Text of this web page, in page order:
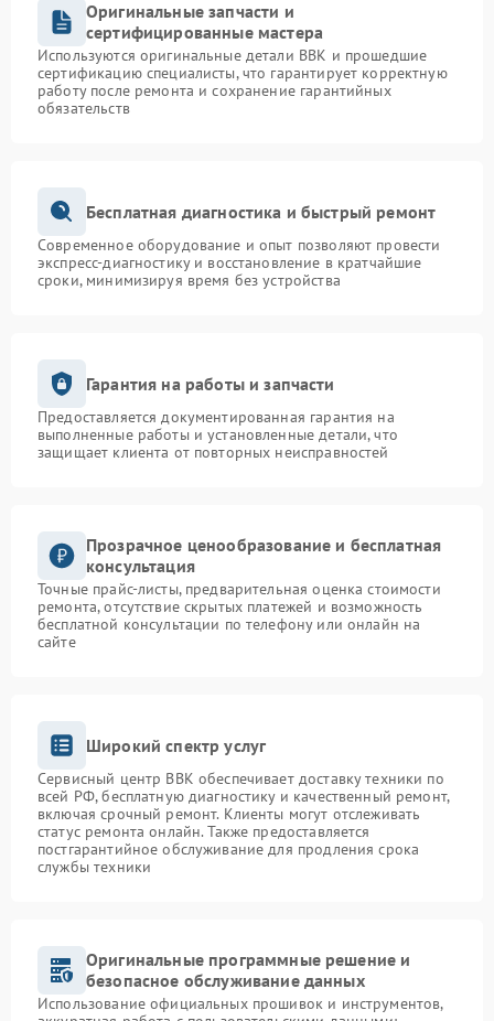
Оригинальные запчасти и
сертифицированные мастера
Используются оригинальные детали BBK и прошедшие
сертификацию специалисты, что гарантирует корректную
работу после ремонта и сохранение гарантийных
обязательств
Бесплатная диагностика и быстрый ремонт
Современное оборудование и опыт позволяют провести
экспресс-диагностику и восстановление в кратчайшие
сроки, минимизируя время без устройства
Гарантия на работы и запчасти
Предоставляется документированная гарантия на
выполненные работы и установленные детали, что
защищает клиента от повторных неисправностей
Прозрачное ценообразование и бесплатная
консультация
Точные прайс-листы, предварительная оценка стоимости
ремонта, отсутствие скрытых платежей и возможность
бесплатной консультации по телефону или онлайн на
сайте
Широкий спектр услуг
Сервисный центр BBK обеспечивает доставку техники по
всей РФ, бесплатную диагностику и качественный ремонт,
включая срочный ремонт. Клиенты могут отслеживать
статус ремонта онлайн. Также предоставляется
постгарантийное обслуживание для продления срока
службы техники
Оригинальные программные решение и
безопасное обслуживание данных
Использование официальных прошивок и инструментов,